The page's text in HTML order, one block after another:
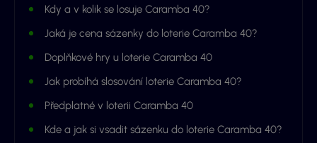
Kdy a v kolik se losuje Caramba 40?
Jaká je cena sázenky do loterie Caramba 40?
Doplňkové hry u loterie Caramba 40
Jak probíhá slosování loterie Caramba 40?
Předplatné v loterii Caramba 40
Kde a jak si vsadit sázenku do loterie Caramba 40?